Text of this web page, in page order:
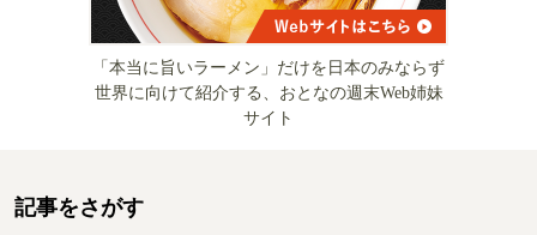
「本当に旨いラーメン」だけを日本のみならず
世界に向けて紹介する、おとなの週末Web姉妹
サイト
記事をさがす